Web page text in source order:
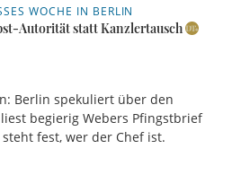
WOCHE IN BERLIN
Autorität statt Kanzlertausch
Berlin spekuliert über den
begierig Webers Pfingstbrief
fest, wer der Chef ist.